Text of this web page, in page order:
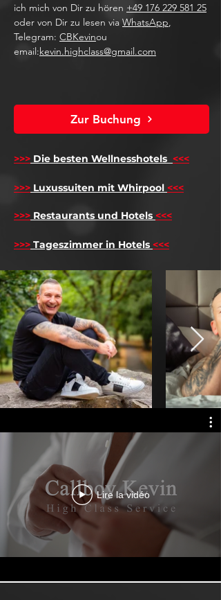
ich mich von Dir zu hören +49 176 229 581 25
oder von Dir zu lesen via WhatsApp,
Telegram: CBKevinou
email:kevin.highclass@gmail.com
Zur Buchung
>>> Die besten Wellnesshotels <<<
>>> Luxussuiten mit Whirpool <<<
>>> Restaurants und Hotels <<<
>>> Tageszimmer in Hotels <<<
Lire la vidéo